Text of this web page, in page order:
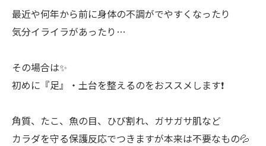
最近や何年から前に身体の不調がでやすくなったり
気分イライラがあったり…
その場合は✨
初めに『足』・土台を整えるのをおススメします❗️
角質、たこ、魚の目、ひび割れ、ガサガサ肌など
カラダを守る保護反応でつきますが本来は不要なもの💦